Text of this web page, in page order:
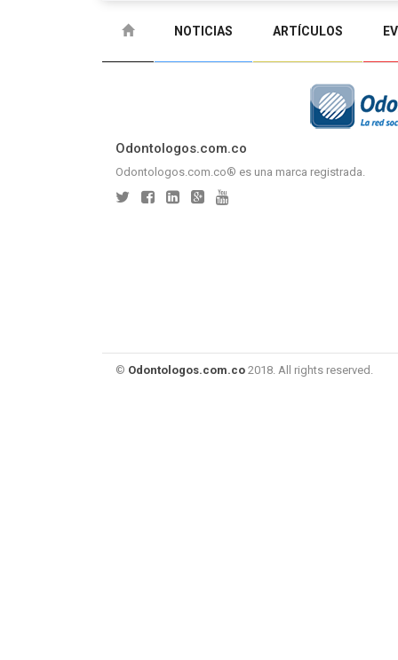
NOTICIAS ARTÍCULOS
Odontologos.com.co
Odontologos.com.co® es una marca registrada.
© Odontologos.com.co 2018. All rights reserved.